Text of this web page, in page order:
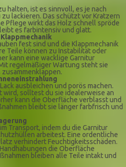
halten, ist es sinnvoll, es je nach
lackieren. Das schützt vor Kratzern
Pflege wirkt das Holz schnell spröde
es farbintensiv und glatt.
fest sind und die Klappmechanik
Teile können zu Instabilität oder
kann eine wacklige Garnitur
regelmäßiger Wartung steht sie
ausbleichen und porös machen.
solltest du sie idealerweise an
kann die Oberfläche verblasst und
bleibt sie länger farbfrisch und
Transport, indem du die Garnitur
arbeitest. Eine ordentliche
verhindert Feuchtigkeitsschäden.
die Oberfläche
bleiben alle Teile intakt und